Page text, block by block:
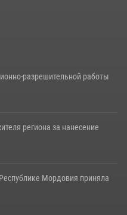
разрешительной работы
региона за нанесение
Мордовия приняла